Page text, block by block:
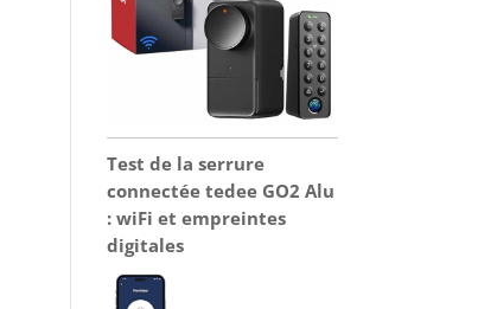
Test de la serrure
connectée tedee GO2 Alu
: wiFi et empreintes
digitales